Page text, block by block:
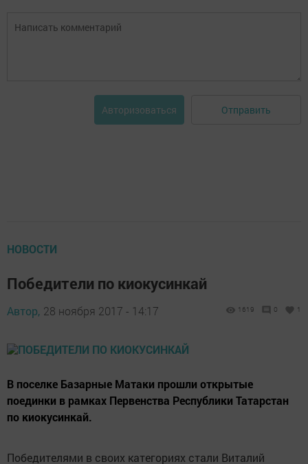
Авторизоваться Отправить
НОВОСТИ
Победители по киокусинкай
Автор, 28 ноября 2017 - 14:17 1619 0 1
В поселке Базарные Матаки прошли открытые
поединки в рамках Первенства Республики Татарстан
по киокусинкай.
Победителями в своих категориях стали Виталий